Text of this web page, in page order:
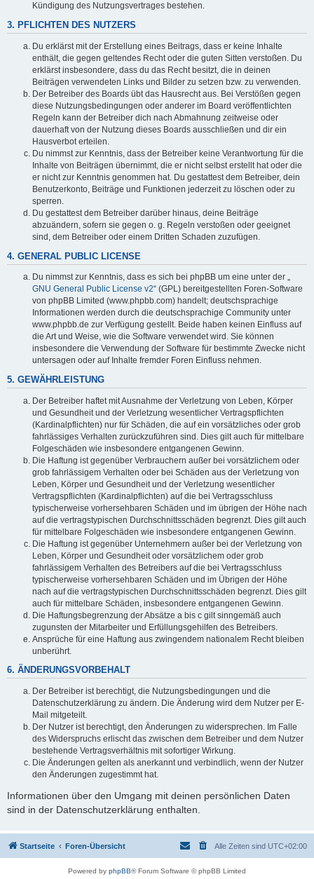
Kündigung des Nutzungsvertrages bestehen.
3. PFLICHTEN DES NUTZERS
Du erklärst mit der Erstellung eines Beitrags, dass er keine Inhalte
enthält, die gegen geltendes Recht oder die guten Sitten verstoßen. Du
erklärst insbesondere, dass du das Recht besitzt, die in deinen
Beiträgen verwendeten Links und Bilder zu setzen bzw. zu verwenden.
Der Betreiber des Boards übt das Hausrecht aus. Bei Verstößen gegen
diese Nutzungsbedingungen oder anderer im Board veröffentlichten
Regeln kann der Betreiber dich nach Abmahnung zeitweise oder
dauerhaft von der Nutzung dieses Boards ausschließen und dir ein
Hausverbot erteilen.
Du nimmst zur Kenntnis, dass der Betreiber keine Verantwortung für die
Inhalte von Beiträgen übernimmt, die er nicht selbst erstellt hat oder die
er nicht zur Kenntnis genommen hat. Du gestattest dem Betreiber, dein
Benutzerkonto, Beiträge und Funktionen jederzeit zu löschen oder zu
sperren.
Du gestattest dem Betreiber darüber hinaus, deine Beiträge
abzuändern, sofern sie gegen o. g. Regeln verstoßen oder geeignet
sind, dem Betreiber oder einem Dritten Schaden zuzufügen.
4. GENERAL PUBLIC LICENSE
Du nimmst zur Kenntnis, dass es sich bei phpBB um eine unter der „
GNU General Public License v2“ (GPL) bereitgestellten Foren-Software
von phpBB Limited (www.phpbb.com) handelt; deutschsprachige
Informationen werden durch die deutschsprachige Community unter
www.phpbb.de zur Verfügung gestellt. Beide haben keinen Einfluss auf
die Art und Weise, wie die Software verwendet wird. Sie können
insbesondere die Verwendung der Software für bestimmte Zwecke nicht
untersagen oder auf Inhalte fremder Foren Einfluss nehmen.
5. GEWÄHRLEISTUNG
Der Betreiber haftet mit Ausnahme der Verletzung von Leben, Körper
und Gesundheit und der Verletzung wesentlicher Vertragspflichten
(Kardinalpflichten) nur für Schäden, die auf ein vorsätzliches oder grob
fahrlässiges Verhalten zurückzuführen sind. Dies gilt auch für mittelbare
Folgeschäden wie insbesondere entgangenen Gewinn.
Die Haftung ist gegenüber Verbrauchern außer bei vorsätzlichem oder
grob fahrlässigem Verhalten oder bei Schäden aus der Verletzung von
Leben, Körper und Gesundheit und der Verletzung wesentlicher
Vertragspflichten (Kardinalpflichten) auf die bei Vertragsschluss
typischerweise vorhersehbaren Schäden und im übrigen der Höhe nach
auf die vertragstypischen Durchschnittsschäden begrenzt. Dies gilt auch
für mittelbare Folgeschäden wie insbesondere entgangenen Gewinn.
Die Haftung ist gegenüber Unternehmern außer bei der Verletzung von
Leben, Körper und Gesundheit oder vorsätzlichem oder grob
fahrlässigem Verhalten des Betreibers auf die bei Vertragsschluss
typischerweise vorhersehbaren Schäden und im Übrigen der Höhe
nach auf die vertragstypischen Durchschnittsschäden begrenzt. Dies gilt
auch für mittelbare Schäden, insbesondere entgangenen Gewinn.
Die Haftungsbegrenzung der Absätze a bis c gilt sinngemäß auch
zugunsten der Mitarbeiter und Erfüllungsgehilfen des Betreibers.
Ansprüche für eine Haftung aus zwingendem nationalem Recht bleiben
unberührt.
6. ÄNDERUNGSVORBEHALT
Der Betreiber ist berechtigt, die Nutzungsbedingungen und die
Datenschutzerklärung zu ändern. Die Änderung wird dem Nutzer per E-
Mail mitgeteilt.
Der Nutzer ist berechtigt, den Änderungen zu widersprechen. Im Falle
des Widerspruchs erlischt das zwischen dem Betreiber und dem Nutzer
bestehende Vertragsverhältnis mit sofortiger Wirkung.
Die Änderungen gelten als anerkannt und verbindlich, wenn der Nutzer
den Änderungen zugestimmt hat.
Informationen über den Umgang mit deinen persönlichen Daten
sind in der Datenschutzerklärung enthalten.
Startseite Foren-Übersicht Alle Zeiten sind UTC+02:00
Powered by phpBB® Forum Software © phpBB Limited